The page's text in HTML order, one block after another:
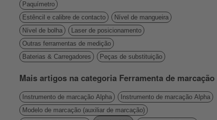
Paquímetro
Estêncil e calibre de contacto
Nível de mangueira
Nível de bolha
Laser de posicionamento
Outras ferramentas de medição
Baterias & Carregadores
Peças de substituição
Mais artigos na categoria Ferramenta de marcação
Instrumento de marcação Alpha
Instrumento de marcação Alpha
Modelo de marcação (auxiliar de marcação)